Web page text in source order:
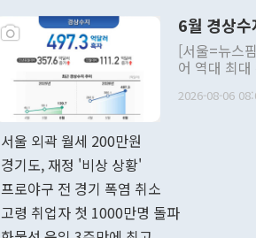
주의적 희망
관의 대북
관 부처 장
관의 무리한
다. [정동영 통일부 장관이 지난달 23일 오후 서울 종로구 정부서울청사에
무너졌다고
6월 경상
[서울=뉴스
어 역대 최
료=한국은행] 한국은행이 6일 발표한 '2026년 6월 국제수지(잠정)'
며 월간 기
2026-08-06
서울 외곽 월세 200만원
경기도, 재정 '비상 상황'
프로야구 전 경기 폭염 취소
고령 취업자 첫 1000만명 돌파